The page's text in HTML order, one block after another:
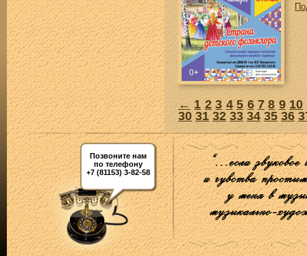
← 1 2 3 4 5 6 7 8 9 10
30 31 32 33 34 35 36
Позвоните нам
по телефону
+7 (81153) 3-82-58